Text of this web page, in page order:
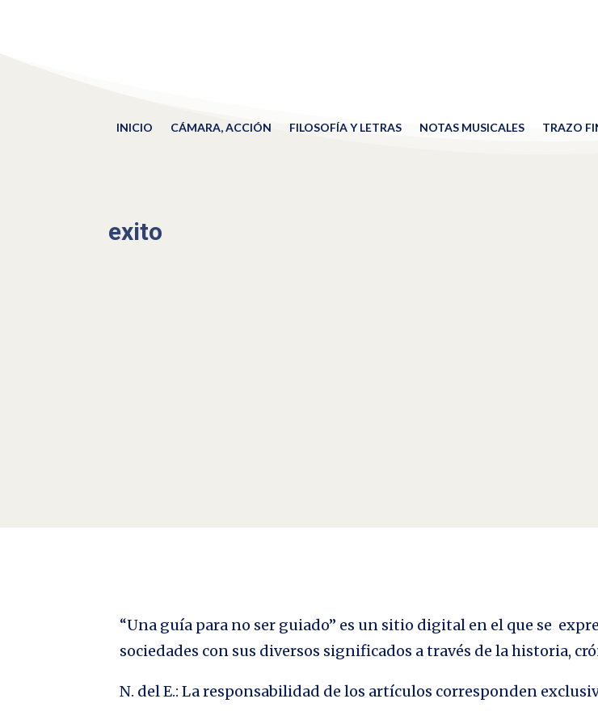
INICIO CÁMARA, ACCIÓN FILOSOFÍA Y LETRAS NOTAS MUSICALES TRAZO
exito
“Una guía para no ser guiado” es un sitio digital en el que se
sociedades con sus diversos significados a través de la historia,
N. del E.: La responsabilidad de los artículos corresponden